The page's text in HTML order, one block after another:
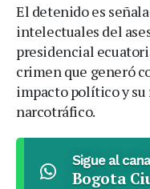
El detenido es
intelectuales del
presidencial
crimen que generó
impacto político y
narcotráfico.
Sigue al
Bogota